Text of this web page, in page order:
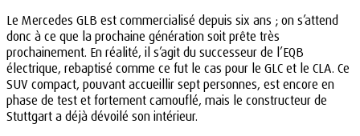
Le Mercedes GLB est commercialisé depuis six ans ; on s’attend
donc à ce que la prochaine génération soit prête très
prochainement. En réalité, il s’agit du successeur de l’EQB
électrique, rebaptisé comme ce fut le cas pour le GLC et le CLA. Ce
SUV compact, pouvant accueillir sept personnes, est encore en
phase de test et fortement camouflé, mais le constructeur de
Stuttgart a déjà dévoilé son intérieur.